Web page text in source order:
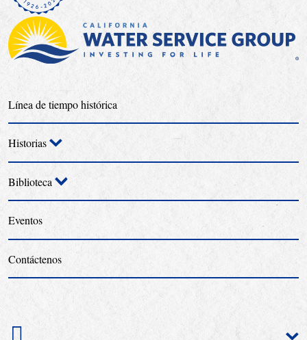
Línea de tiempo histórica
Historias
Biblioteca
Eventos
Contáctenos